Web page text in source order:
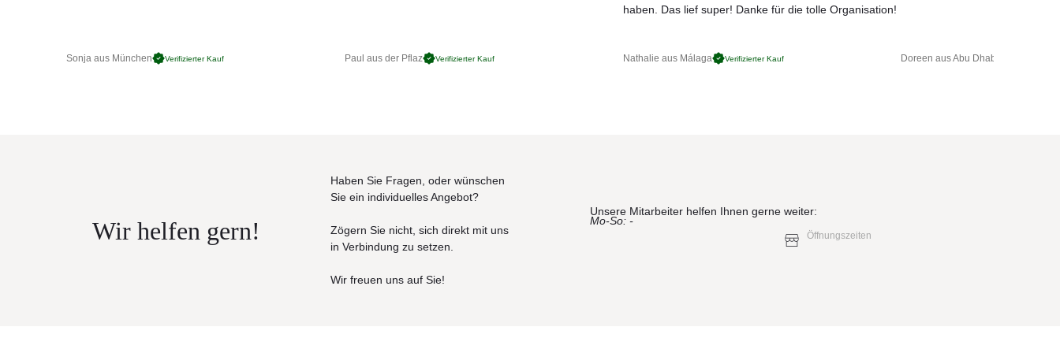
Sonja aus München Verifizierter Kauf Paul aus der Pflaz Verifizierter Kauf
haben. Das lief super! Danke für die tolle Organisation!
Nathalie aus Málaga Verifizierter Kauf Doreen aus Abu Dhabi
Wir helfen gern!
Haben Sie Fragen, oder wünschen
Sie ein individuelles Angebot?
Zögern Sie nicht, sich direkt mit uns
in Verbindung zu setzen.
Wir freuen uns auf Sie!
Unsere Mitarbeiter helfen Ihnen gerne weiter:
Mo-So: -
Öffnungszeiten